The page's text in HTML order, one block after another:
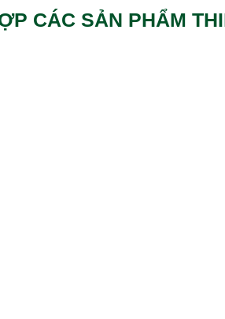
CÁC SẢN PHẨM